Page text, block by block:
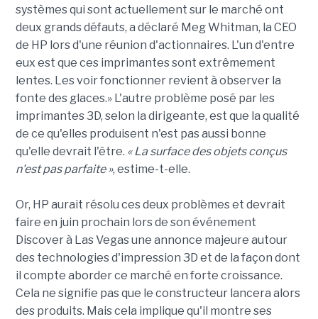
systèmes qui sont actuellement sur le marché ont
deux grands défauts, a déclaré Meg Whitman, la CEO
de HP lors d'une réunion d'actionnaires. L'un d'entre
eux est que ces imprimantes sont extrêmement
lentes. Les voir fonctionner revient à observer la
fonte des glaces.» L'autre problème posé par les
imprimantes 3D, selon la dirigeante, est que la qualité
de ce qu'elles produisent n'est pas aussi bonne
qu'elle devrait l'être. « La surface des objets conçus
n'est pas parfaite », estime-t-elle.
Or, HP aurait résolu ces deux problèmes et devrait
faire en juin prochain lors de son événement
Discover à Las Vegas une annonce majeure autour
des technologies d'impression 3D et de la façon dont
il compte aborder ce marché en forte croissance.
Cela ne signifie pas que le constructeur lancera alors
des produits. Mais cela implique qu'il montre ses